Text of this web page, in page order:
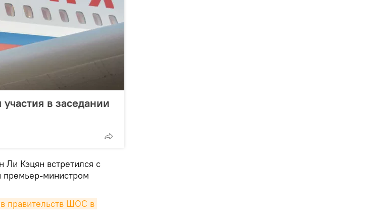
в заседании
Ли Кэцян встретился с
министром
правительств ШОС в